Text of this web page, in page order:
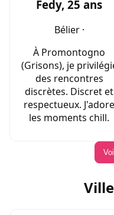
Fedy, 25 ans
Bélier ·
À Promontogno
(Grisons), je
des rencontres
discrètes. Discret et
respectueux. J'adore
les moments chill.